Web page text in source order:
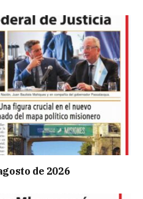
de 2026